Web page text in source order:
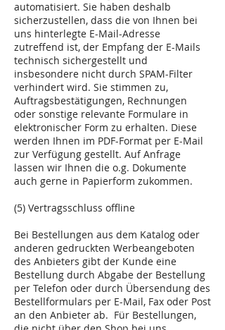
automatisiert. Sie haben deshalb
sicherzustellen, dass die von Ihnen bei
uns hinterlegte E-Mail-Adresse
zutreffend ist, der Empfang der E-Mails
technisch sichergestellt und
insbesondere nicht durch SPAM-Filter
verhindert wird. Sie stimmen zu,
Auftragsbestätigungen, Rechnungen
oder sonstige relevante Formulare in
elektronischer Form zu erhalten. Diese
werden Ihnen im PDF-Format per E-Mail
zur Verfügung gestellt. Auf Anfrage
lassen wir Ihnen die o.g. Dokumente
auch gerne in Papierform zukommen.
(5) Vertragsschluss offline
Bei Bestellungen aus dem Katalog oder
anderen gedruckten Werbeangeboten
des Anbieters gibt der Kunde eine
Bestellung durch Abgabe der Bestellung
per Telefon oder durch Übersendung des
Bestellformulars per E-Mail, Fax oder Post
an den Anbieter ab. Für Bestellungen,